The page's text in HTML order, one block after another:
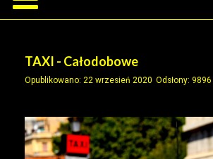
TAXI - Całodobowe
Opublikowano: 22 wrzesień 2020 Odsłony: 9896